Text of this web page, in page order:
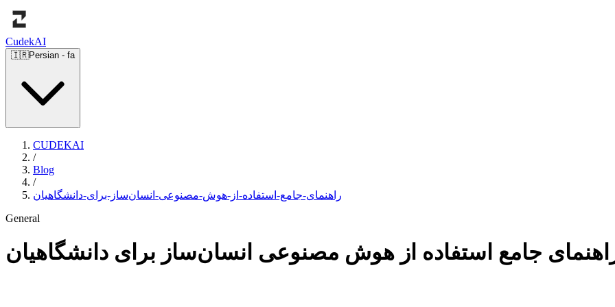
CudekAI
🇮🇷Persian - fa
CUDEKAI
/
Blog
/
راهنمای-جامع-استفاده-از-هوش-مصنوعی-انسان‌ساز-برای-دانشگاهیان
General
جامع استفاده از هوش مصنوعی انسان‌ساز برای دانشگاهیان